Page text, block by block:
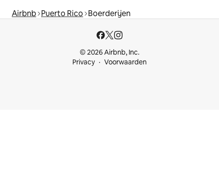
Airbnb Puerto Rico Boerderijen
© 2026 Airbnb, Inc.
Privacy
Voorwaarden